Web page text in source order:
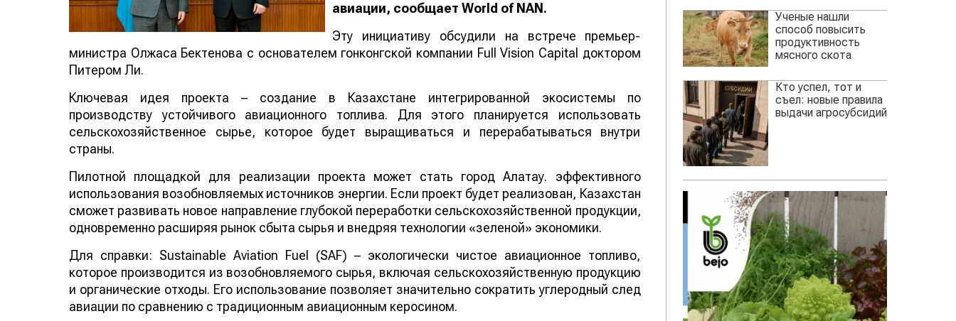
авиации, сообщает World of NAN .
Эту инициативу обсудили на встрече премьер-
министра Олжаса Бектенова с основателем гонконгской компании Full Vision Capital доктором
Питером Ли.
Ключевая идея проекта – создание в Казахстане интегрированной экосистемы по
производству устойчивого авиационного топлива. Для этого планируется использовать
сельскохозяйственное сырье, которое будет выращиваться и перерабатываться внутри
страны.
Пилотной площадкой для реализации проекта может стать город Алатау. эффективного
использования возобновляемых источников энергии. Если проект будет реализован, Казахстан
сможет развивать новое направление глубокой переработки сельскохозяйственной продукции,
одновременно расширяя рынок сбыта сырья и внедряя технологии «зеленой» экономики.
Для справки: Sustainable Aviation Fuel (SAF) – экологически чистое авиационное топливо,
которое производится из возобновляемого сырья, включая сельскохозяйственную продукцию
и органические отходы. Его использование позволяет значительно сократить углеродный след
авиации по сравнению с традиционным авиационным керосином.
Ученые нашли
способ повысить
продуктивность
мясного скота
Кто успел, тот и
съел: новые правила
выдачи агросубсидий